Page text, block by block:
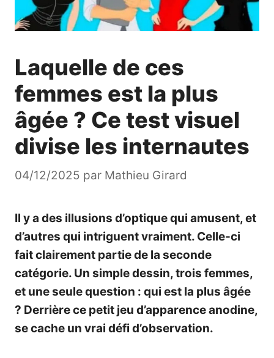
Laquelle de ces
femmes est la plus
âgée ? Ce test visuel
divise les internautes
04/12/2025 par Mathieu Girard
Il y a des illusions d’optique qui amusent, et
d’autres qui intriguent vraiment. Celle-ci
fait clairement partie de la seconde
catégorie. Un simple dessin, trois femmes,
et une seule question : qui est la plus âgée
? Derrière ce petit jeu d’apparence anodine,
se cache un vrai défi d’observation.